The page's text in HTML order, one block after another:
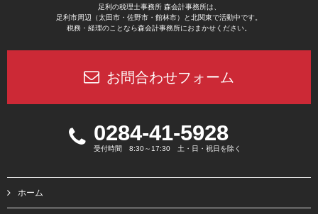
足利の税理士事務所 森会計事務所は、
足利市周辺（太田市・佐野市・館林市）と北関東で活動中です。
税務・経理のことなら森会計事務所におまかせください。
お問合わせフォーム
0284-41-5928
受付時間 8:30～17:30 土・日・祝日を除く
ホーム